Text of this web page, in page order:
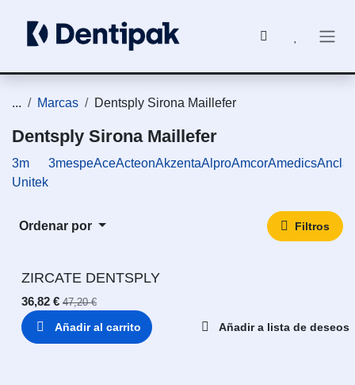
... Marcas Dentsply Sirona Maillefer
Dentsply Sirona Maillefer
3m
Unitek
3mespeAceActeonAkzentaAlproAmcorAmedics
Ordenar por Filtros
ZIRCATE DENTSPLY
36,82 € 47,20€
Añadir al carrito Añadir a lista de deseos